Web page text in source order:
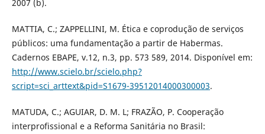
2007 (b).
MATTIA, C.; ZAPPELLINI, M. Ética e coprodução de serviços
públicos: uma fundamentação a partir de Habermas.
Cadernos EBAPE, v.12, n.3, pp. 573 589, 2014. Disponível em:
http://www.scielo.br/scielo.php?
script=sci_arttext&pid=S1679-39512014000300003.
MATUDA, C.; AGUIAR, D. M. L; FRAZÃO, P. Cooperação
interprofissional e a Reforma Sanitária no Brasil: